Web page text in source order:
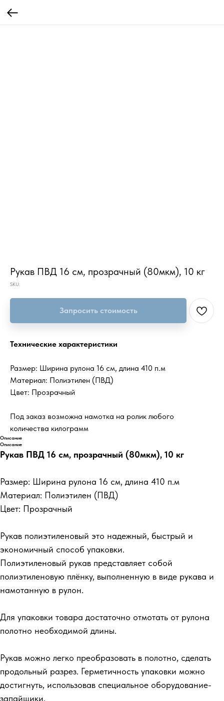
Рукав ПВД 16 см, прозрачный (80мкм), 10 кг
SKU:
Запросить стоимость
Технические характеристики
Размер: Ширина рулона 16 см, длина 410 п.м
Материал: Полиэтилен (ПВД)
Цвет: Прозрачный
Под заказ возможна намотка на ролик любого
количества килограмм
Описание
Описание
Рукав ПВД 16 см, прозрачный (80мкм), 10 кг
Размер: Ширина рулона 16 см, длина 410 п.м
Материал: Полиэтилен (ПВД)
Цвет: Прозрачный
Рукав полиэтиленовый это надежный, быстрый и
экономичный способ упаковки.
Полиэтиленовый рукав представляет собой
полиэтиленовую плёнку, выполненную в виде рукава и
намотанную в рулон.
Для упаковки товара достаточно отмотать от рулона
полотно необходимой длины.
Рукав можно легко преобразовать в полотно, сделать
продольный разрез. Герметичность упаковки можно
достигнуть, использовав специальное оборудование-
запайщики.